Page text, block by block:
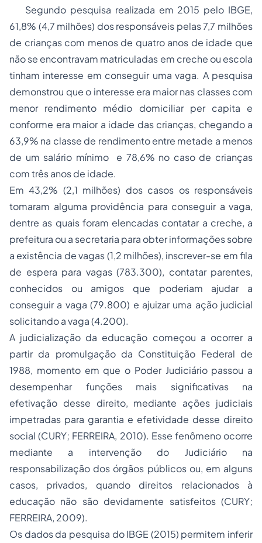
Segundo pesquisa realizada em 2015 pelo IBGE,
61,8% (4,7 milhões) dos responsáveis pelas 7,7 milhões
de crianças com menos de quatro anos de idade que
não se encontravam matriculadas em creche ou escola
tinham interesse em conseguir uma vaga. A pesquisa
demonstrou que o interesse era maior nas classes com
menor rendimento médio domiciliar per capita e
conforme era maior a idade das crianças, chegando a
63,9% na classe de rendimento entre metade a menos
de um salário mínimo e 78,6% no caso de crianças
com três anos de idade.
Em 43,2% (2,1 milhões) dos casos os responsáveis
tomaram alguma providência para conseguir a vaga,
dentre as quais foram elencadas contatar a creche, a
prefeitura ou a secretaria para obter informações sobre
a existência de vagas (1,2 milhões), inscrever-se em fila
de espera para vagas (783.300), contatar parentes,
conhecidos ou amigos que poderiam ajudar a
conseguir a vaga (79.800) e ajuizar uma ação judicial
solicitando a vaga (4.200).
A judicialização da educação começou a ocorrer a
partir da promulgação da Constituição Federal de
1988, momento em que o Poder Judiciário passou a
desempenhar funções mais significativas na
efetivação desse direito, mediante ações judiciais
impetradas para garantia e efetividade desse direito
social (CURY; FERREIRA, 2010). Esse fenômeno ocorre
mediante a intervenção do Judiciário na
responsabilização dos órgãos públicos ou, em alguns
casos, privados, quando direitos relacionados à
educação não são devidamente satisfeitos (CURY;
FERREIRA, 2009).
Os dados da pesquisa do IBGE (2015) permitem inferir